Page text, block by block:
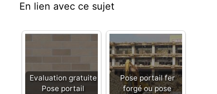
En lien avec ce sujet
Evaluation gratuite
Pose portail
Pose portail fer
forgé ou pose